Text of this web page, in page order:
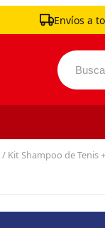
Envíos a
Buscar
/ Kit Shampoo de Tenis